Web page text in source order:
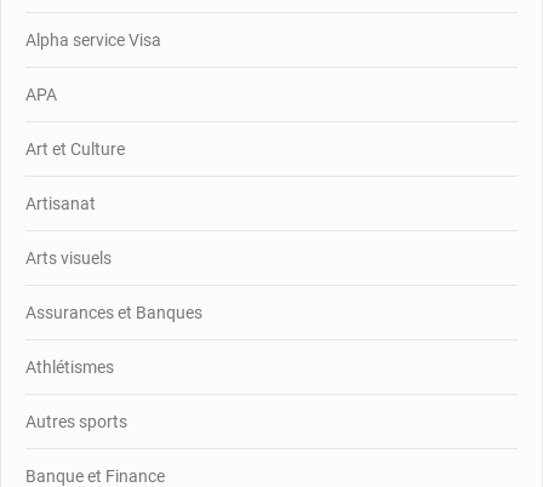
Alpha service Visa
APA
Art et Culture
Artisanat
Arts visuels
Assurances et Banques
Athlétismes
Autres sports
Banque et Finance